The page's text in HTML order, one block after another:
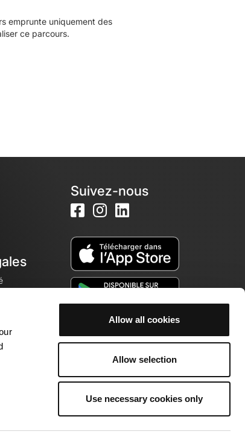
Allow all cookies
Allow selection
Use necessary cookies only
emprunte uniquement des
ce parcours.
Suivez-nous